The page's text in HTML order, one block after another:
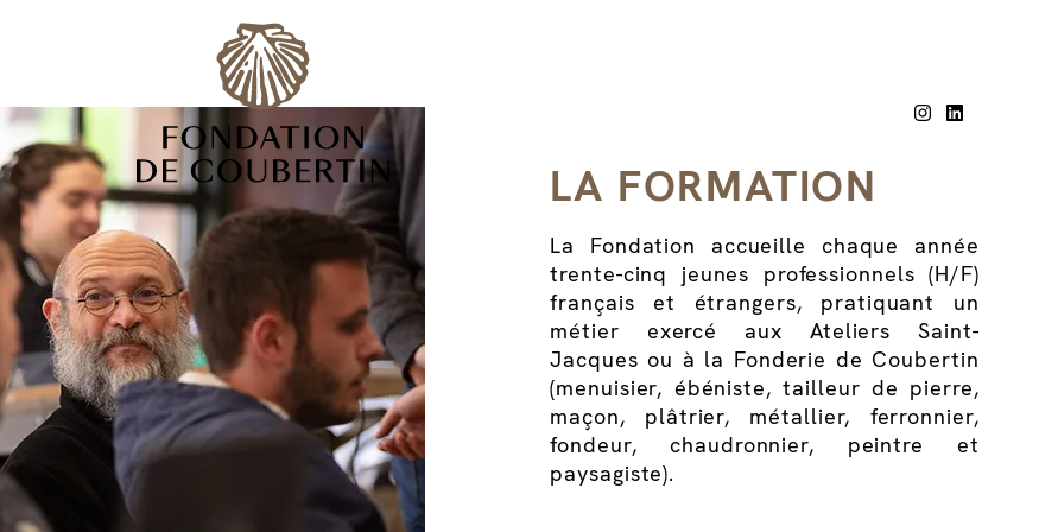
LA FORMATION
La Fondation accueille chaque année
trente-cinq jeunes professionnels (H/F)
français et étrangers, pratiquant un
métier exercé aux Ateliers Saint-
Jacques ou à la Fonderie de Coubertin
(menuisier, ébéniste, tailleur de pierre,
maçon, plâtrier, métallier, ferronnier,
fondeur, chaudronnier, peintre et
paysagiste).